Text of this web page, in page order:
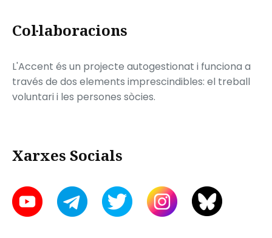
Col·laboracions
L'Accent és un projecte autogestionat i funciona a
través de dos elements imprescindibles: el treball
voluntari i les persones sòcies.
Xarxes Socials